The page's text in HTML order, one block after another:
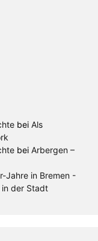
bei Als
bei Arbergen –
Jahre in Bremen -
in der Stadt